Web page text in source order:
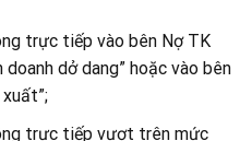
trực tiếp vào bên Nợ TK
dở dang” hoặc vào bên
trực tiếp vượt trên mức